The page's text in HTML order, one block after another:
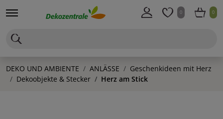
0 0
DEKO UND AMBIENTE ANLÄSSE
Geschenkideen mit Herz
Dekoobjekte & Stecker
Herz am Stick